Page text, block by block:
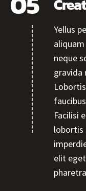
Yellus
neque
gravida
Facilisi
lobortis
elit